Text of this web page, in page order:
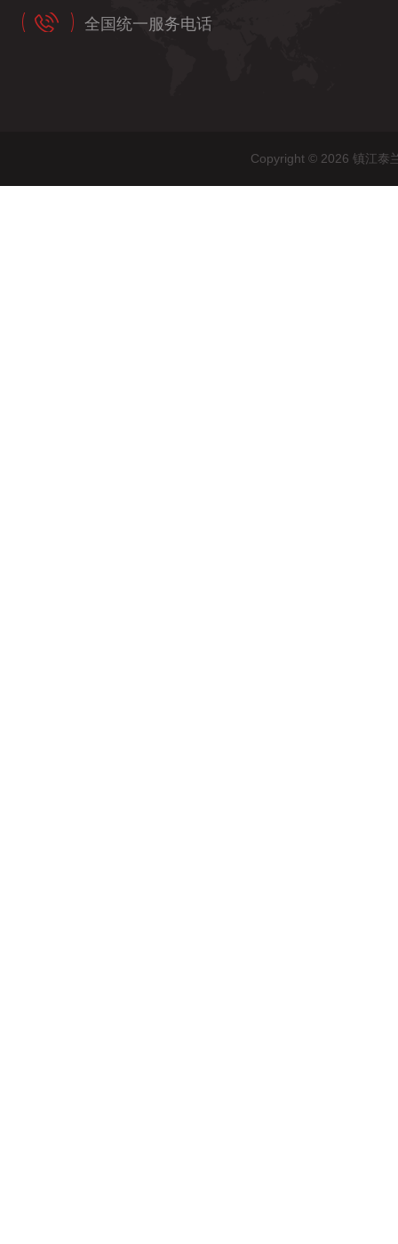
全国统一服务电话
Copyright © 2026 镇江